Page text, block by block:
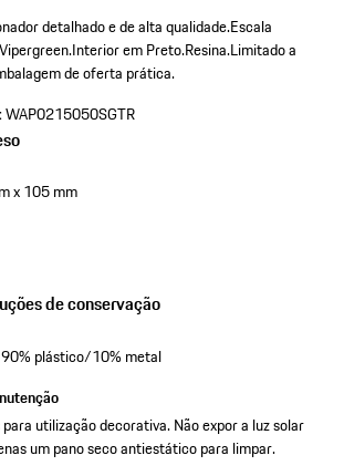
detalhado e de alta qualidade.Escala
Interior em Preto.Resina.Limitado a
de oferta prática.
WAP0215050SGTR
x 105 mm
de conservação
90% plástico/10% metal
utilização decorativa. Não expor a luz solar
um pano seco antiestático para limpar.